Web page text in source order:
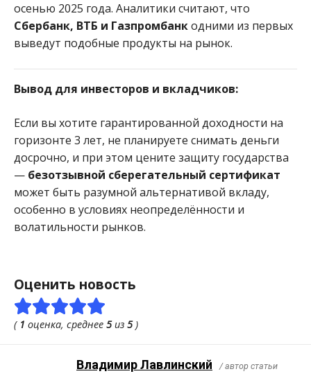
осенью 2025 года. Аналитики считают, что
Сбербанк, ВТБ и Газпромбанкодними из первых
выведут подобные продукты на рынок.
Вывод для инвесторов и вкладчиков:
Если вы хотите гарантированной доходности на
горизонте 3 лет, не планируете снимать деньги
досрочно, и при этом цените защиту государства
— безотзывной сберегательный сертификат
может быть разумной альтернативой вкладу,
особенно в условиях неопределённости и
волатильности рынков.
Оценить новость
( 1 оценка, среднее 5из 5)
Владимир Лавлинский / автор статьи